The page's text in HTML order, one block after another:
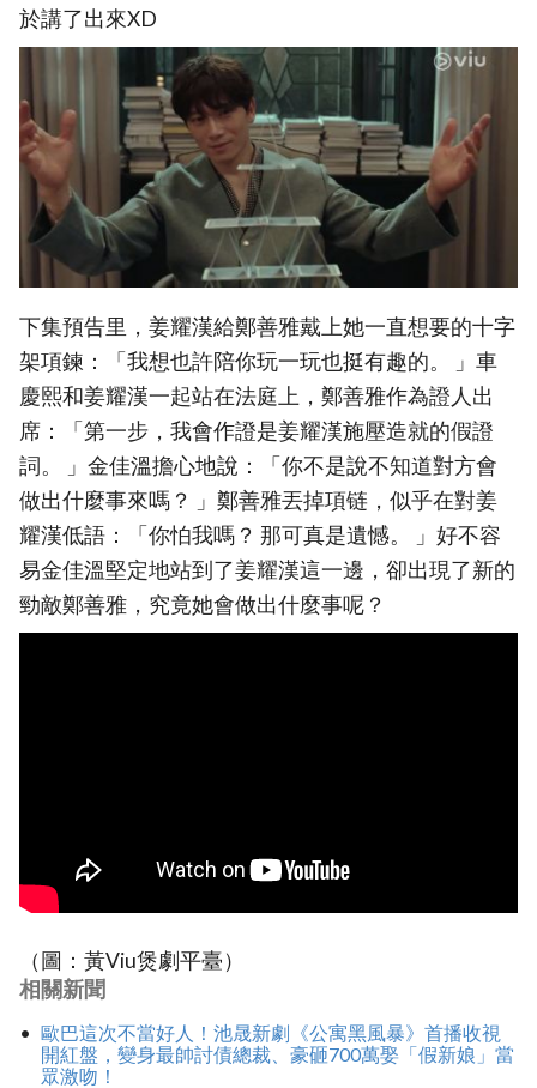
於講了出來XD
下集預告里，姜耀漢給鄭善雅戴上她一直想要的十字
架項鍊：「我想也許陪你玩一玩也挺有趣的。 」車
慶熙和姜耀漢一起站在法庭上，鄭善雅作為證人出
席：「第一步，我會作證是姜耀漢施壓造就的假證
詞。 」金佳溫擔心地說：「你不是說不知道對方會
做出什麼事來嗎？ 」鄭善雅丟掉項链，似乎在對姜
耀漢低語：「你怕我嗎？ 那可真是遺憾。 」好不容
易金佳溫堅定地站到了姜耀漢這一邊，卻出現了新的
勁敵鄭善雅，究竟她會做出什麼事呢？
（圖：黃Viu煲劇平臺）
相關新聞
歐巴這次不當好人！池晟新劇《公寓黑風暴》首播收視
開紅盤，變身最帥討債總裁、豪砸700萬娶「假新娘」當
眾激吻！